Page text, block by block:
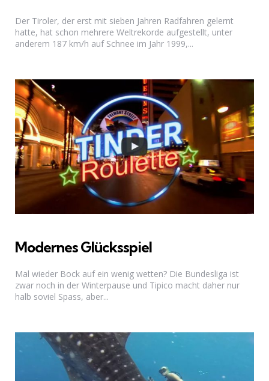
Der Tiroler, der erst mit sieben Jahren Radfahren gelernt
hatte, hat schon mehrere Weltrekorde aufgestellt, unter
anderem 187 km/h auf Schnee im Jahr 1999,...
Modernes Glücksspiel
Mal wieder Bock auf ein wenig wetten? Die Bundesliga ist
zwar noch in der Winterpause und Tipico macht daher nur
halb soviel Spass, aber...